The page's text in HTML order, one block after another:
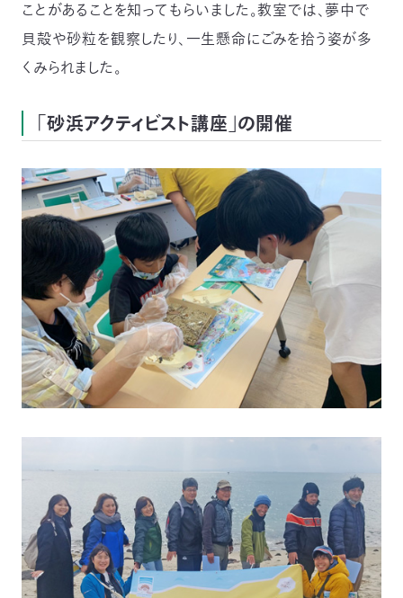
ことがあることを知ってもらいました。教室では、夢中で
貝殻や砂粒を観察したり、一生懸命にごみを拾う姿が多
くみられました。
「砂浜アクティビスト講座」の開催